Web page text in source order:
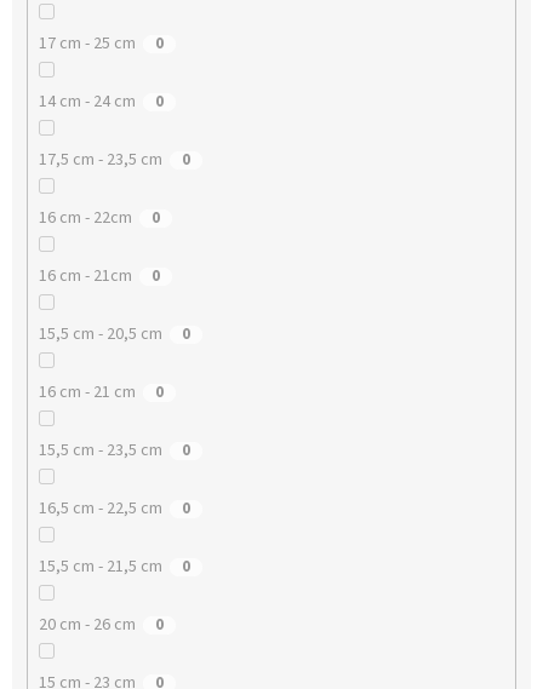
17 cm - 25 cm 0
14 cm - 24 cm 0
17,5 cm - 23,5 cm 0
16 cm - 22cm 0
16 cm - 21cm 0
15,5 cm - 20,5 cm 0
16 cm - 21 cm 0
15,5 cm - 23,5 cm 0
16,5 cm - 22,5 cm 0
15,5 cm - 21,5 cm 0
20 cm - 26 cm 0
15 cm - 23 cm 0